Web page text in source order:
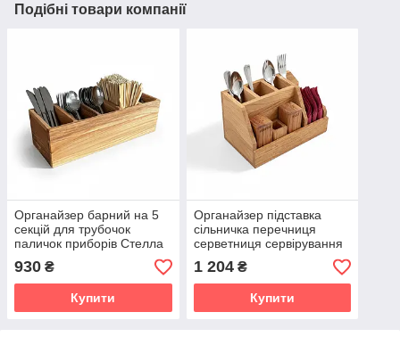
Подібні товари компанії
Органайзер барний на 5
секцій для трубочок
паличок приборів Стелла
930 ₴
Купити
Органайзер підставка
сільничка перечниця
серветниця сервірування
приладів "Шале"
1 204₴
Купити